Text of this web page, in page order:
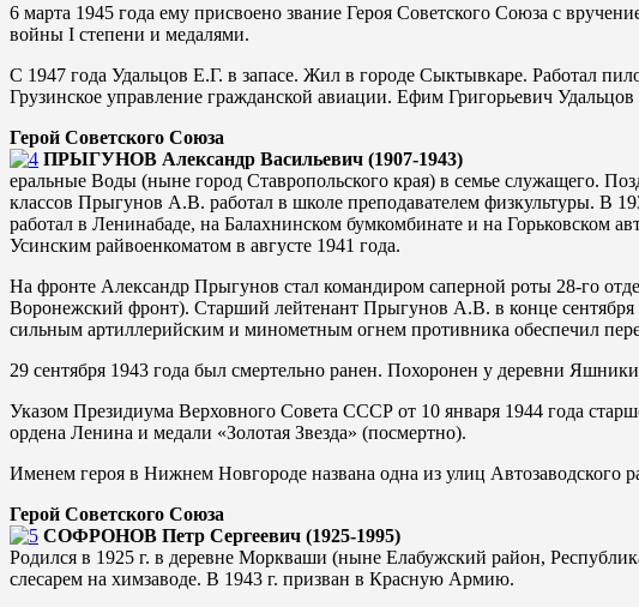
6 марта 1945 года ему присвоено звание Героя Советского Союза с
войны I степени и медалями.
С 1947 года Удальцов Е.Г. в запасе. Жил в городе Сыктывкаре. Работал
Грузинское управление гражданской авиации. Ефим Григорьевич Удальцов
Герой Советского Союза
ПРЫГУНОВ Александр Васильевич (1907-1943)
еральные Воды (ныне город Ставропольского края) в семье служащего.
классов Прыгунов А.В. работал в школе преподавателем физкультуры. В
работал в Ленинабаде, на Балахнинском бумкомбинате и на Горьковском
Усинским райвоенкоматом в августе 1941 года.
На фронте Александр Прыгунов стал командиром саперной роты 28-го
Воронежский фронт). Старший лейтенант Прыгунов А.В. в конце
сильным артиллерийским и минометным огнем противника обеспечил
29 сентября 1943 года был смертельно ранен. Похоронен у деревни
Указом Президиума Верховного Совета СССР от 10 января 1944 года
ордена Ленина и медали «Золотая Звезда» (посмертно).
Именем героя в Нижнем Новгороде названа одна из улиц Автозаводского
Герой Советского Союза
СОФРОНОВ Петр Сергеевич (1925-1995)
Родился в 1925 г. в деревне Моркваши (ныне Елабужский район,
слесарем на химзаводе. В 1943 г. призван в Красную Армию.